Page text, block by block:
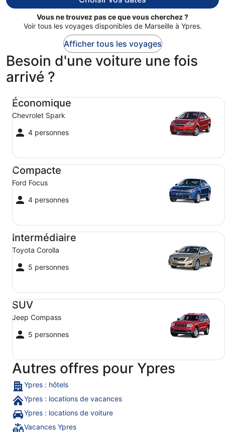
de
484 €
par
Vous ne trouvez pas ce que vous cherchez ?
Voir tous les voyages disponibles de Marseille à Ypres.
Afficher tous les voyages
Besoin d'une voiture une fois
arrivé ?
Économique
Chevrolet Spark
4 personnes
Économique Chevrolet Spark
Compacte
Ford Focus
4 personnes
Compacte Ford Focus
Intermédiaire
Toyota Corolla
5 personnes
Intermédiaire Toyota Corolla
SUV
Jeep Compass
5 personnes
SUV Jeep Compass
Autres offres pour Ypres
Ypres : hôtels
Ypres : locations de vacances
Ypres : locations de voiture
Vacances Ypres